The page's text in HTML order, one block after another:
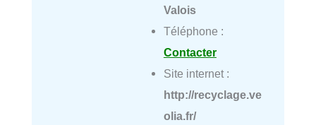
Valois
Téléphone :
Contacter
Site internet :
http://recyclage.ve
olia.fr/